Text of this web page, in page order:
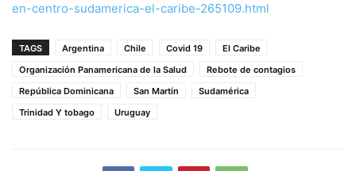
en-centro-sudamerica-el-caribe-265109.html
TAGS Argentina Chile Covid 19
El Caribe
Organización Panamericana de la Salud
Rebote de contagios
República Dominicana
San Martín
Sudamérica
Trinidad Y tobago
Uruguay